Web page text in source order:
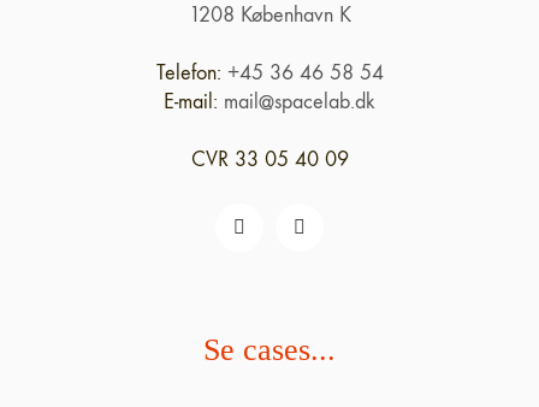
1208 København K
Telefon: +45 36 46 58 54
E-mail: mail@spacelab.dk
CVR 33 05 40 09
Se cases...